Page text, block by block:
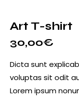
Art T-shirt
30,00€
Dicta sunt
voluptas sit odit
Lorem ipsum